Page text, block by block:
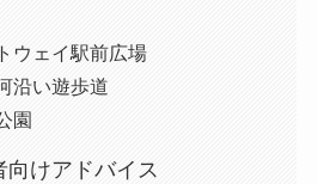
ウェイ駅前広場
沿い遊歩道
園
向けアドバイス